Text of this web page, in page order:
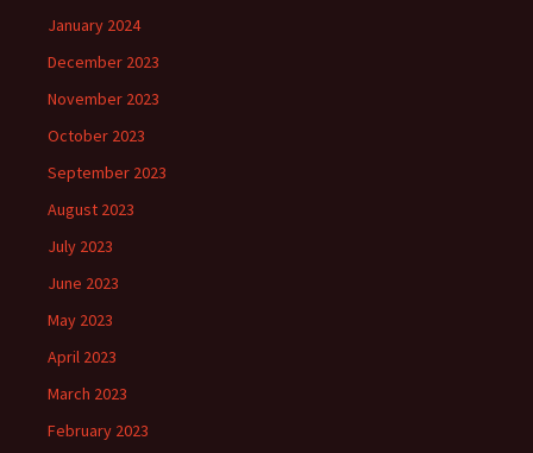
January 2024
December 2023
November 2023
October 2023
September 2023
August 2023
July 2023
June 2023
May 2023
April 2023
March 2023
February 2023